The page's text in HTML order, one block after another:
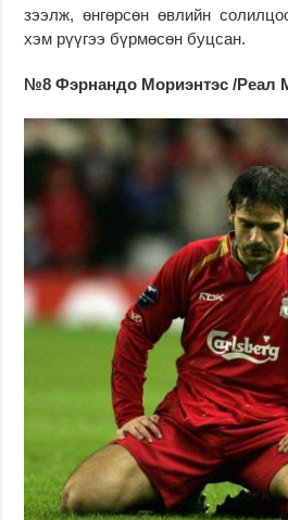
зээлж, өнгөрсөн өвлийн
хэм рүүгээ бүрмөсөн буцсан.
№8 Фэрнандо Мориэнтэс /Реал